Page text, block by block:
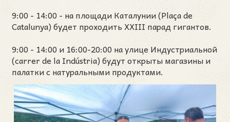
9:00 - 14:00 - на площади Каталунии (Plaça de
Catalunya) будет проходить XXIII парад гигантов.
9:00 - 14:00 и 16:00-20:00 на улице Индустриальной
(carrer de la Indústria) будут открыты магазины и
палатки с натуральными продуктами.